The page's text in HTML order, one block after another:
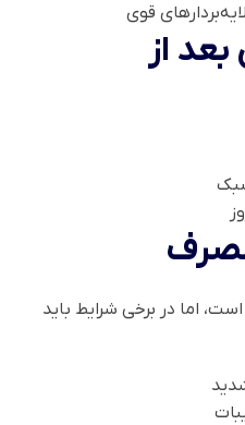
قوی
بعد از
اما در برخی شرایط باید